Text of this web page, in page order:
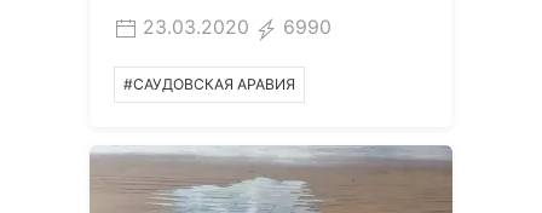
23.03.2020 6990
#САУДОВСКАЯ АРАВИЯ